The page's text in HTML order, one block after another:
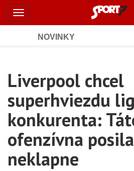
Šport7.sk
-
spravodajstvo
výsledky
Skočiť
hlavný
Toggle
navigation
Navigation
NOVINKY
Main
Content
Liverpool chcel
superhviezdu
konkurenta:
ofenzívna
neklapne